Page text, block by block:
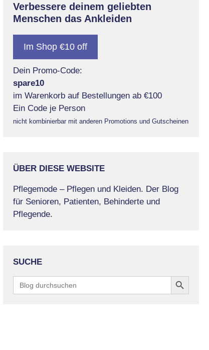
Verbessere deinem geliebten
Menschen das Ankleiden
Im Shop €10 off
Dein Promo-Code:
spare10
im Warenkorb auf Bestellungen ab €100
Ein Code je Person
nicht kombinierbar mit anderen Promotions und Gutscheinen
ÜBER DIESE WEBSITE
Pflegemode – Pflegen und Kleiden. Der Blog
für Senioren, Patienten, Behinderte und
Pflegende.
SUCHE
Search
for:
Search Button